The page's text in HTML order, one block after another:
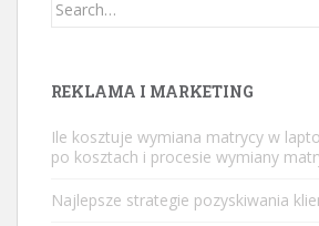
REKLAMA I MARKETING
Ile kosztuje wymiana matrycy w
po kosztach i procesie wymiany
Najlepsze strategie pozyskiwania